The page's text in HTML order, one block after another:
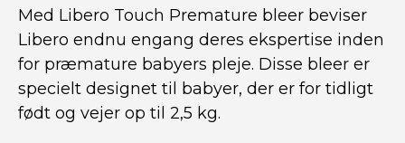
Med Libero Touch Premature bleer beviser
Libero endnu engang deres ekspertise inden
for præmature babyers pleje. Disse bleer er
specielt designet til babyer, der er for tidligt
født og vejer op til 2,5 kg.